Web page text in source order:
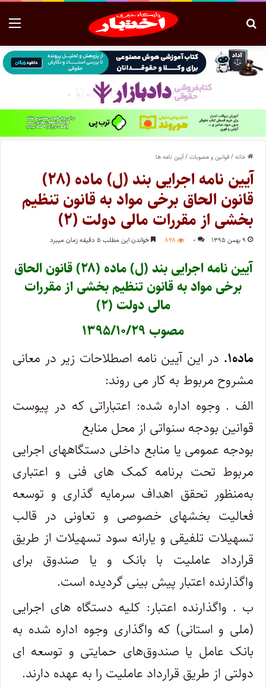
خانه/قوانین و مصوبات/آیین نامه ها
آیین نامه اجرایی بند (ل) ماده (۲۸)
قانون الحاق برخی مواد به قانون تنظیم
بخشی از مقررات مالی دولت (۲)
۹ بهمن ۱۳۹۵ ۰ ۸۲۸ خواندن این مطلب ۵ دقیقه زمان میبرد
آیین نامه اجرایی بند (ل) ماده (۲۸) قانون الحاق
برخی مواد به قانون تنظیم بخشی از مقررات
مالی دولت (۲)
مصوب ۱۳۹۵/۱۰/۲۹
ماده۱.
در این آیین نامه اصطلاحات زیر در معانی
مشروح مربوط به کار می روند:
الف . وجوه اداره شده: اعتباراتی که در پیوست
قوانین بودجه سنواتی از محل منابع
بودجه عمومی یا منابع داخلی دستگاه­های اجرایی
مربوط تحت برنامه کمک های فنی و اعتباری
به‌منظور تحقق اهداف سرمایه‌ ‌گذاری و توسعه
فعالیت بخش­های خصوصی و تعاونی در قالب
تسهیلات تلفیقی و یارانه سود تسهیلات از طریق
قرارداد عاملیت با بانک و یا صندوق برای
واگذارنده اعتبار پیش بینی گردیده است.
ب . واگذارنده اعتبار: کلیه دستگاه ‌های اجرایی
(ملی و استانی) که واگذاری وجوه اداره شده به
بانک عامل یا صندوق‌های حمایتی و توسعه ای
دولتی از طریق قرارداد عاملیت را به عهده دارند.